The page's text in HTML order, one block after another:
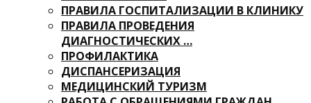
ПРАВИЛА ГОСПИТАЛИЗАЦИИ В КЛИНИКУ
ПРАВИЛА ПРОВЕДЕНИЯ
ДИАГНОСТИЧЕСКИХ …
ПРОФИЛАКТИКА
ДИСПАНСЕРИЗАЦИЯ
МЕДИЦИНСКИЙ ТУРИЗМ